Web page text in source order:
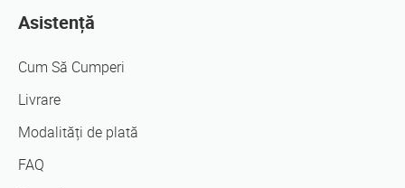
Asistență
Cum Să Cumperi
Livrare
Modalități de plată
FAQ